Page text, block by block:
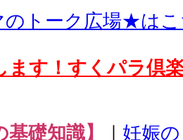
のトーク広場★は
す！すくパラ倶
基礎知識】
妊娠